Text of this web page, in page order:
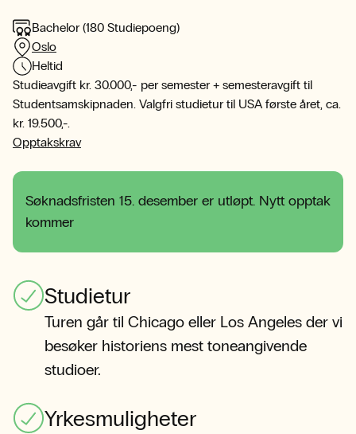
Bachelor (180 Studiepoeng)
Oslo
Heltid
Studieavgift kr. 30.000,- per semester + semesteravgift til
Studentsamskipnaden. Valgfri studietur til USA første året, ca.
kr. 19.500,-.
Opptakskrav
Søknadsfristen 15. desember er utløpt. Nytt opptak
kommer
Studietur
Turen går til Chicago eller Los Angeles der vi
besøker historiens mest toneangivende
studioer.
Yrkesmuligheter